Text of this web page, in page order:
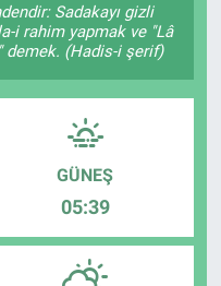
Sadakayı gizli
i rahim yapmak ve "Lâ
demek. (Hadis-i şerif)
GÜNEŞ
05:39